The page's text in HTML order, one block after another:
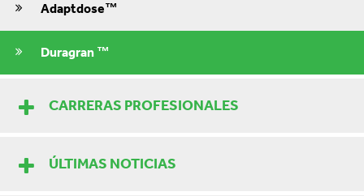
Adaptdose™
Duragran ™
CARRERAS PROFESIONALES
ÚLTIMAS NOTICIAS